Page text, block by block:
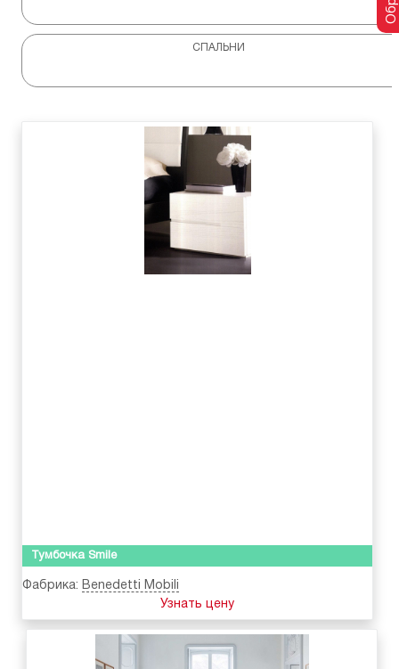
СПАЛЬНИ
Тумбочка Smile
Фабрика: Benedetti Mobili
Узнать цену